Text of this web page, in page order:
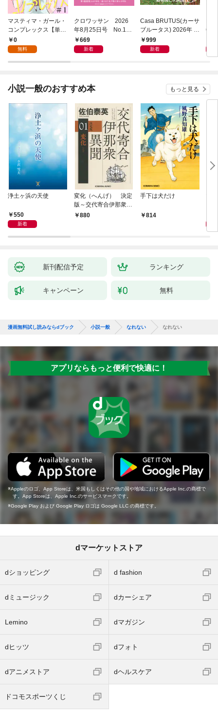
マスティマ・ガール・
コンプレックス【単
話】１
0
無料
クロワッサン 2026
年8月25日号 No.117
1 [大人のAI＆スマホ
塾。]
669
新着
Casa BRUTUS(カーサ
ブルータス) 2026年 9
月号 [もっと学べる！
動物園と水族館]
999
新着
6年
小説一般のおすすめ本 もっと見る
浄土ヶ浜の天使
550
新着
変化（へんげ） 決定
版～交代寄合伊那衆異
聞（1）～
880
手下は犬だけ
814
新刊配信予定 ランキング
キャンペーン 無料
漫画無料試し読みならdブック 小説一般 なれない なれない
アプリならもっと便利で快適に！
Appleのロゴ、App Storeは、米国もしくはその他の国や地域におけるApple Inc.の商標で
す。App Storeは、Apple Inc.のサービスマークです。
Google Play および Google Play ロゴは Google LLC の商標です。
dマーケットストア
dショッピング d fashion
dミュージック dカーシェア
Lemino dマガジン
dヒッツ dフォト
dアニメストア dヘルスケア
ドコモスポーツくじ